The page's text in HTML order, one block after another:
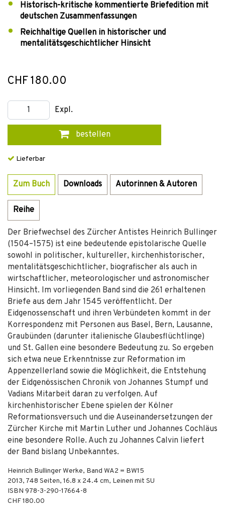
Historisch-kritische kommentierte Briefedition mit
deutschen Zusammenfassungen
Reichhaltige Quellen in historischer und
mentalitätsgeschichtlicher Hinsicht
CHF 180.00
Expl.
bestellen
Lieferbar
Zum Buch Downloads Autorinnen & Autoren
Reihe
Der Briefwechsel des Zürcher Antistes Heinrich Bullinger
(1504–1575) ist eine bedeutende epistolarische Quelle
sowohl in politischer, kultureller, kirchenhistorischer,
mentalitätsgeschichtlicher, biografischer als auch in
wirtschaftlicher, meteorologischer und astronomischer
Hinsicht. Im vorliegenden Band sind die 261 erhaltenen
Briefe aus dem Jahr 1545 veröffentlicht. Der
Eidgenossenschaft und ihren Verbündeten kommt in der
Korrespondenz mit Personen aus Basel, Bern, Lausanne,
Graubünden (darunter italienische Glaubesflüchtlinge)
und St. Gallen eine besondere Bedeutung zu. So ergeben
sich etwa neue Erkenntnisse zur Reformation im
Appenzellerland sowie die Möglichkeit, die Entstehung
der Eidgenössischen Chronik von Johannes Stumpf und
Vadians Mitarbeit daran zu verfolgen. Auf
kirchenhistorischer Ebene spielen der Kölner
Reformationsversuch und die Auseinandersetzungen der
Zürcher Kirche mit Martin Luther und Johannes Cochläus
eine besondere Rolle. Auch zu Johannes Calvin liefert
der Band bislang Unbekanntes.
Heinrich Bullinger Werke, Band WA2 = BW15
2013, 748 Seiten, 16.8 x 24.4 cm, Leinen mit SU
ISBN 978-3-290-17664-8
CHF 180.00